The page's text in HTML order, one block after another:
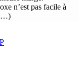
n’est pas facile à
(…)